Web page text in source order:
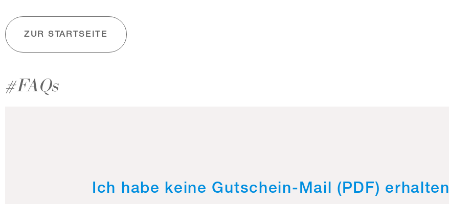
ZUR STARTSEITE
#FAQs
Ich habe keine Gutschein-Mail (PDF) erhalten